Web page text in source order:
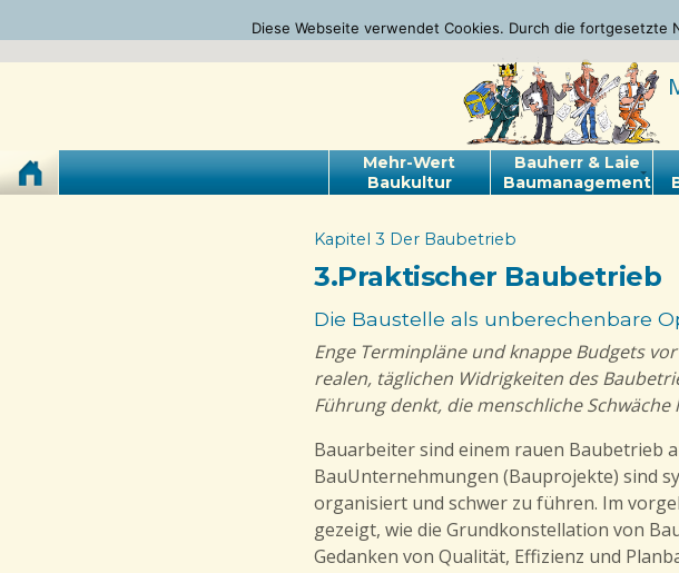
Mehr-Wert
Baukultur
Bauherr & Laie
Baumanagement
Kapitel 3 Der Baubetrieb
3.Praktischer Baubetrieb
Die Baustelle als unberechenbare
Enge Terminpläne und knappe Budgets
realen, täglichen Widrigkeiten des
Führung denkt, die menschliche Schwäche
Bauarbeiter sind einem rauen Baubetrieb
BauUnternehmungen (Bauprojekte) sind
organisiert und schwer zu führen. Im
gezeigt, wie die Grundkonstellation von
Gedanken von Qualität, Effizienz und
Diese Webseite verwendet Cookies. Durch die